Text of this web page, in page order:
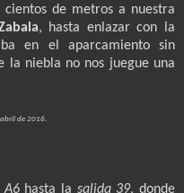
cientos de metros a nuestra
, hasta enlazar con la
en el aparcamiento sin
la niebla no nos juegue una
de 2016.
A6 hasta la salida 39, donde